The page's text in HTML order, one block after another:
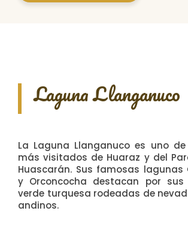
Laguna Llanganuco
La Laguna Llanganuco es uno
más visitados de Huaraz y del
Huascarán. Sus famosas lagunas
y Orconcocha destacan por
verde turquesa rodeadas de
andinos.